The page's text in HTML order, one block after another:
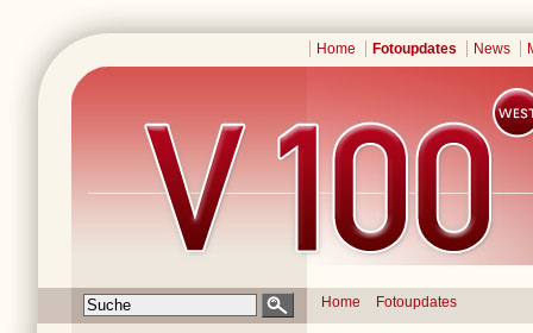
Home Fotoupdates News
Home Fotoupdates